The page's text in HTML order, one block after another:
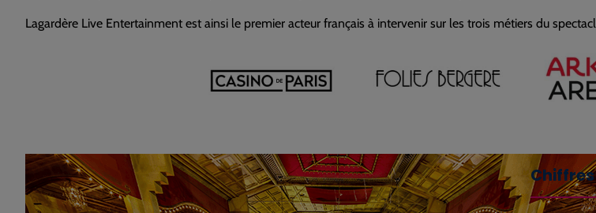
Lagardère Live Entertainment est ainsi le premier acteur français à intervenir sur les trois métiers du